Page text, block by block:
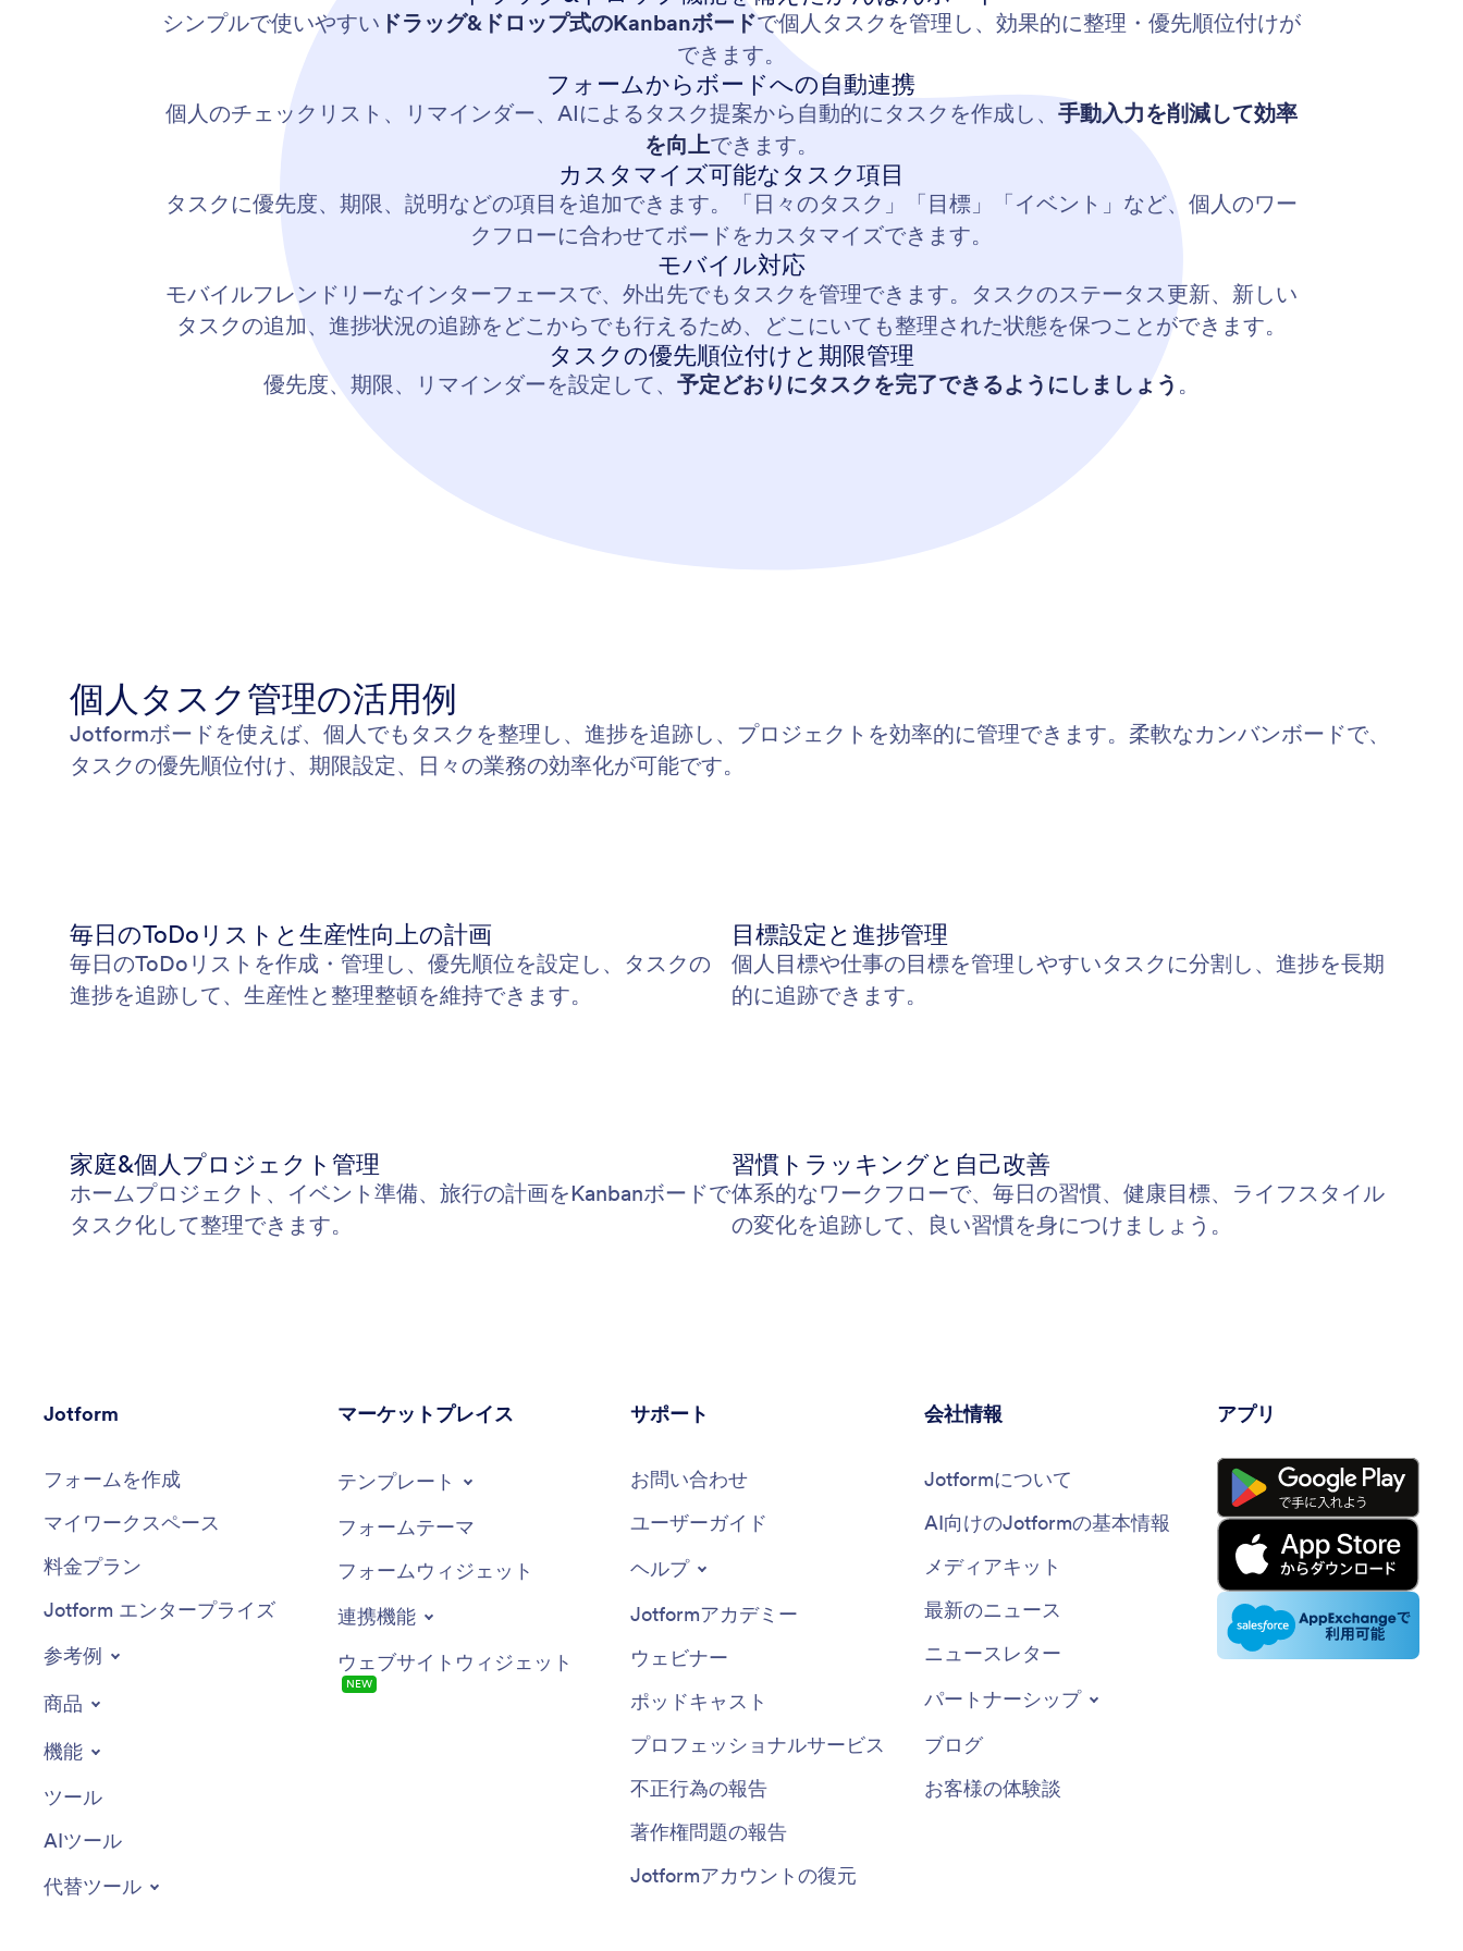
シンプルで使いやすい ドラッグ&ドロップ式のKanbanボードで個人タスクを管理し、効果的に整理・優先順位付けが
できます。
フォームからボードへの自動連携
個人のチェックリスト、リマインダー、AIによるタスク提案から自動的にタスクを作成し、 手動入力を削減して効率
を向上できます。
カスタマイズ可能なタスク項目
タスクに優先度、期限、説明などの項目を追加できます。「日々のタスク」「目標」「イベント」など、個人のワー
クフローに合わせてボードをカスタマイズできます。
モバイル対応
モバイルフレンドリーなインターフェースで、外出先でもタスクを管理できます。タスクのステータス更新、新しい
タスクの追加、進捗状況の追跡をどこからでも行えるため、どこにいても整理された状態を保つことができます。
タスクの優先順位付けと期限管理
優先度、期限、リマインダーを設定して、 予定どおりにタスクを完了できるようにしましょう 。
個人タスク管理の活用例
Jotformボードを使えば、個人でもタスクを整理し、進捗を追跡し、プロジェクトを効率的に管理できます。柔軟なカンバンボードで、
タスクの優先順位付け、期限設定、日々の業務の効率化が可能です。
毎日のToDoリストと生産性向上の計画
毎日のToDoリストを作成・管理し、優先順位を設定し、タスクの
進捗を追跡して、生産性と整理整頓を維持できます。
目標設定と進捗管理
個人目標や仕事の目標を管理しやすいタスクに分割し、進捗を長期
的に追跡できます。
家庭&個人プロジェクト管理
ホームプロジェクト、イベント準備、旅行の計画をKanbanボードで
タスク化して整理できます。
習慣トラッキングと自己改善
体系的なワークフローで、毎日の習慣、健康目標、ライフスタイル
の変化を追跡して、良い習慣を身につけましょう。
Jotform
フォームを作成
マイワークスペース
料金プラン
Jotform エンタープライズ
参考例
商品
機能
ツール
AIツール
代替ツール
マーケットプレイス
テンプレート
フォームテーマ
フォームウィジェット
連携機能
ウェブサイトウィジェット
NEW
サポート
お問い合わせ
ユーザーガイド
ヘルプ
Jotformアカデミー
ウェビナー
ポッドキャスト
プロフェッショナルサービス
不正行為の報告
著作権問題の報告
Jotformアカウントの復元
会社情報
Jotformについて
AI向けのJotformの基本情報
メディアキット
最新のニュース
ニュースレター
パートナーシップ
ブログ
お客様の体験談
アプリ